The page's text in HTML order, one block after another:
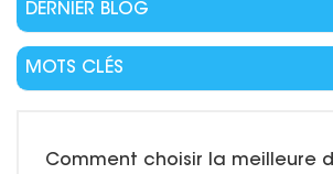
DERNIER BLOG
MOTS CLÉS
Comment choisir la meilleure